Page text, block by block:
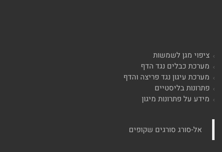
ציפוי מגן לשמשות
מערכת כבלים נגד הדף
מערכת עיגון נגד פריצה והדף
פתרונות בליסטיים
מידע על פתרונות מיגון
‏אל-סורג סורגים שקופים‏